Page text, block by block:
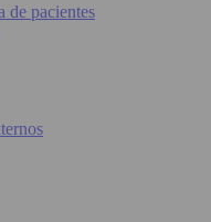
de pacientes